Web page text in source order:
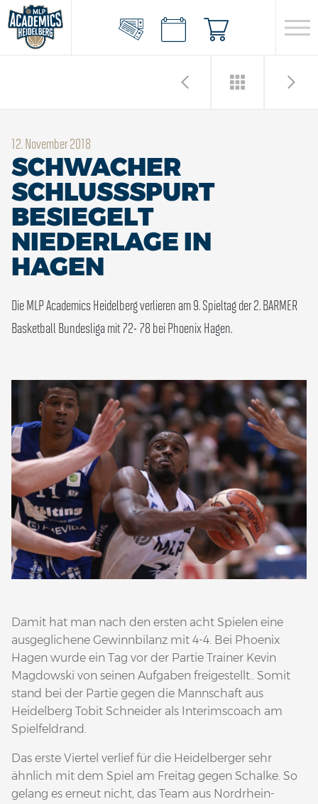
12. November 2018
SCHWACHER
SCHLUSSSPURT
BESIEGELT
NIEDERLAGE IN
HAGEN
Die MLP Academics Heidelberg verlieren am 9. Spieltag der 2. BARMER
Basketball Bundesliga mit 72- 78 bei Phoenix Hagen.
Damit hat man nach den ersten acht Spielen eine
ausgeglichene Gewinnbilanz mit 4-4. Bei Phoenix
Hagen wurde ein Tag vor der Partie Trainer Kevin
Magdowski von seinen Aufgaben freigestellt.. Somit
stand bei der Partie gegen die Mannschaft aus
Heidelberg Tobit Schneider als Interimscoach am
Spielfeldrand.
Das erste Viertel verlief für die Heidelberger sehr
ähnlich mit dem Spiel am Freitag gegen Schalke. So
gelang es erneut nicht, das Team aus Nordrhein-